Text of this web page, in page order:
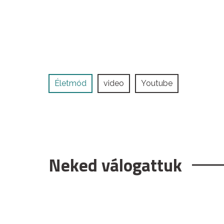
Életmód video Youtube
Neked válogattuk